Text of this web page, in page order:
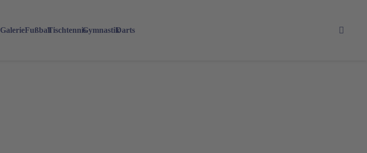
GalerieFußballTischtennisGymnastikDarts